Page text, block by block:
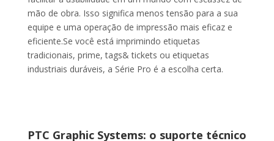
mão de obra. Isso significa menos tensão para a sua
equipe e uma operação de impressão mais eficaz e
eficiente.Se você está imprimindo etiquetas
tradicionais, prime, tags& tickets ou etiquetas
industriais duráveis, a Série Pro é a escolha certa.
PTC Graphic Systems: o suporte técnico